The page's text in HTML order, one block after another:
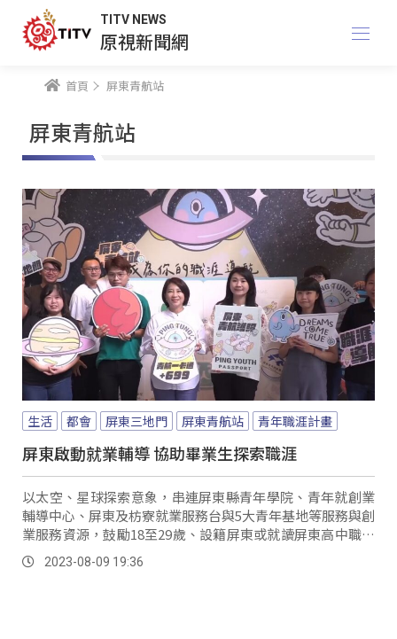
TITV NEWS
原視新聞網
首頁 屏東青航站
屏東青航站
生活 都會 屏東三地門 屏東青航站 青年職涯計畫
屏東啟動就業輔導 協助畢業生探索職涯
以太空、星球探索意象，串連屏東縣青年學院、青年就創業
輔導中心、屏東及枋寮就業服務台與5大青年基地等服務與創
業服務資源，鼓勵18至29歲、設籍屏東或就讀屏東高中職或
大專院校的應屆生，手持「青航護照」走訪就服站，並提供
限量500份的造型一卡通，鼓勵青年探尋職涯。
2023-08-09 19:36